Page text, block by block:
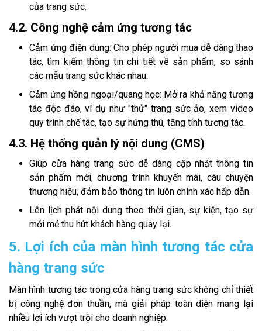
của trang sức.
4.2. Công nghệ cảm ứng tương tác
Cảm ứng điện dung: Cho phép người mua dễ dàng thao
tác, tìm kiếm thông tin chi tiết về sản phẩm, so sánh
các mẫu trang sức khác nhau.
Cảm ứng hồng ngoại/quang học: Mở ra khả năng tương
tác độc đáo, ví dụ như "thử" trang sức ảo, xem video
quy trình chế tác, tạo sự hứng thú, tăng tính tương tác.
4.3. Hệ thống quản lý nội dung (CMS)
Giúp cửa hàng trang sức dễ dàng cập nhật thông tin
sản phẩm mới, chương trình khuyến mãi, câu chuyện
thương hiệu, đảm bảo thông tin luôn chính xác hấp dẫn.
Lên lịch phát nội dung theo thời gian, sự kiện, tạo sự
mới mẻ thu hút khách hàng quay lại.
5. Lợi ích của màn hình tương tác cửa
hàng trang sức
Màn hình tương tác trong cửa hàng trang sức không chỉ thiết
bị công nghệ đơn thuần, mà giải pháp toàn diện mang lại
nhiều lợi ích vượt trội cho doanh nghiệp.